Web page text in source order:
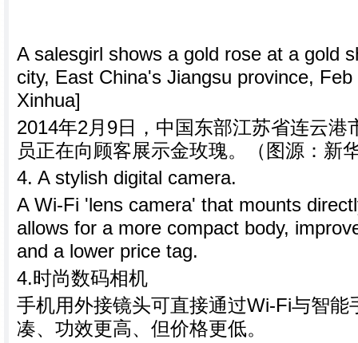
A salesgirl shows a gold rose at a gold
city, East China's Jiangsu province,
Xinhua]
2014年2月9日，中国东部江苏省连云港
员正在向顾客展示金玫瑰。（图源：新
4. A stylish digital camera.
A Wi-Fi 'lens camera' that mounts
allows for a more compact body,
and a lower price tag.
4.时尚数码相机
手机用外接镜头可直接通过Wi-Fi与智能
凑、功效更高、但价格更低。